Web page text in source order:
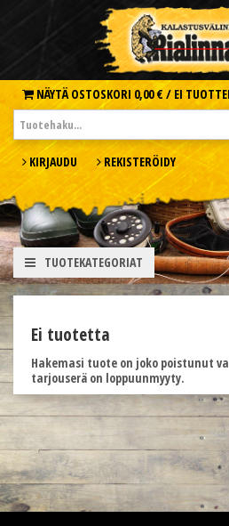
NÄYTÄ OSTOSKORI 0,00 € / EI
KIRJAUDU REKISTERÖIDY
TUOTEKATEGORIAT
Ei tuotetta
Hakemasi tuote on joko poistunut
tarjouserä on loppuunmyyty.